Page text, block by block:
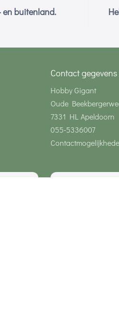
en buitenland.
Contact gegevens
Hobby Gigant
Oude
7331 HL Apeldoorn
055-5336007